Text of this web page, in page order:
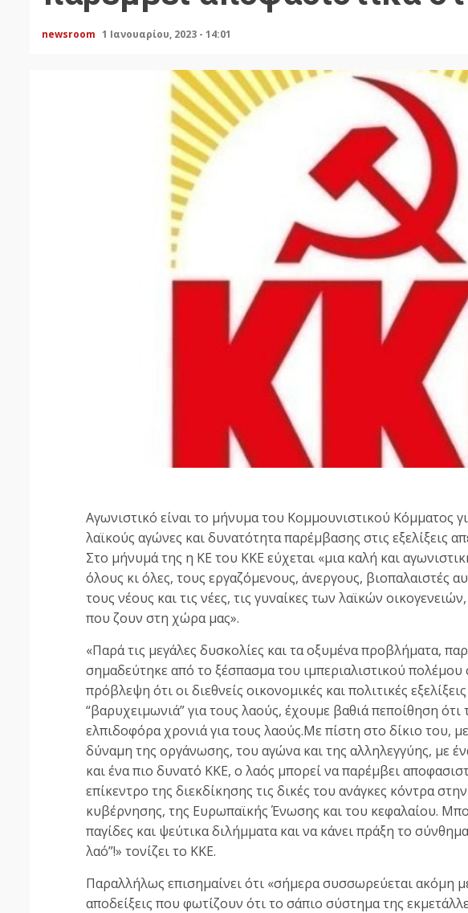
newsroom 1 Ιανουαρίου, 2023 - 14:01
Αγωνιστικό είναι το μήνυμα του Κομμουνιστικού Κόμματος
λαϊκούς αγώνες και δυνατότητα παρέμβασης στις εξελίξεις
Στο μήνυμά της η ΚΕ του ΚΚΕ εύχεται «μια καλή και
όλους κι όλες, τους εργαζόμενους, άνεργους, βιοπαλαιστές
τους νέους και τις νέες, τις γυναίκες των λαϊκών
που ζουν στη χώρα μας».
«Παρά τις μεγάλες δυσκολίες και τα οξυμένα προβλήματα,
σημαδεύτηκε από το ξέσπασμα του ιμπεριαλιστικού
πρόβλεψη ότι οι διεθνείς οικονομικές και πολιτικές
“βαρυχειμωνιά” για τους λαούς, έχουμε βαθιά πεποίθηση ότι
ελπιδοφόρα χρονιά για τους λαούς.Με πίστη στο δίκιο του,
δύναμη της οργάνωσης, του αγώνα και της αλληλεγγύης, με
και ένα πιο δυνατό ΚΚΕ, ο λαός μπορεί να παρέμβει
επίκεντρο της διεκδίκησης τις δικές του ανάγκες κόντρα
κυβέρνησης, της Ευρωπαϊκής Ένωσης και του κεφαλαίου.
παγίδες και ψεύτικα διλήμματα και να κάνει πράξη το
λαό”!» τονίζει το ΚΚΕ.
Παραλλήλως επισημαίνει ότι «σήμερα συσσωρεύεται ακόμη
αποδείξεις που φωτίζουν ότι το σάπιο σύστημα της